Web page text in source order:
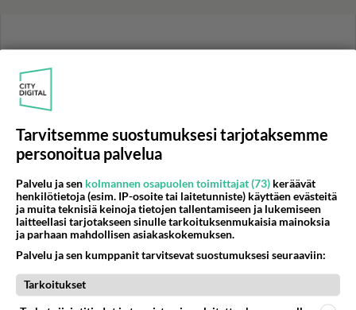
RESEPTIT
Tarvitsemme suostumuksesi tarjotaksemme
personoitua palvelua
Palvelu ja sen kolmannen osapuolen toimittajat (73) keräävät
henkilötietoja (esim. IP-osoite tai laitetunniste) käyttäen evästeitä
ja muita teknisiä keinoja tietojen tallentamiseen ja lukemiseen
laitteellasi tarjotakseen sinulle tarkoituksenmukaisia mainoksia
ja parhaan mahdollisen asiakaskokemuksen.
Palvelu ja sen kumppanit tarvitsevat suostumuksesi seuraaviin:
Tarkoitukset